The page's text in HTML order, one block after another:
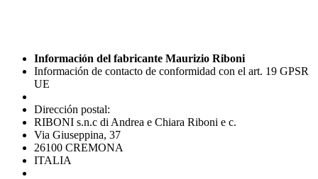
Información del fabricante Maurizio Riboni
Información de contacto de conformidad con el art. 19 GPSR
UE
Dirección postal:
RIBONI s.n.c di Andrea e Chiara Riboni e c.
Via Giuseppina, 37
26100 CREMONA
ITALIA